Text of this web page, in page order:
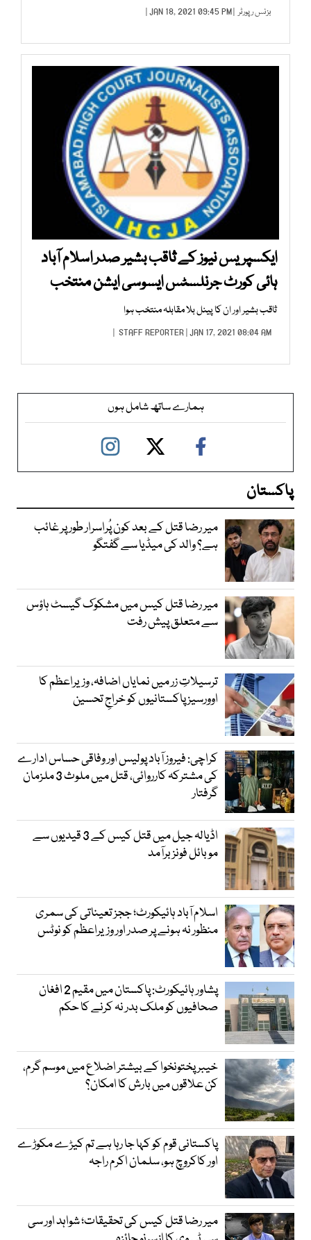
بزنس رپورٹر | JAN 18, 2021 09:45 PM |
ایکسپریس نیوز کے ثاقب بشیر صدر اسلام آباد
ہائی کورٹ جرنلسٹس ایسوسی ایشن منتخب
ثاقب بشیر اور ان کا پینل بلا مقابلہ منتخب ہوا
STAFF REPORTER| JAN 17, 2021 08:04 AM |
ہمارے ساتھ شامل ہوں
پاکستان
میر رضا قتل کے بعد کون پُراسرار طور پر غائب
ہے؟ والد کی میڈیا سے گفتگو
میر رضا قتل کیس میں مشکوک گیسٹ ہاؤس
سے متعلق پیش رفت
ترسیلاتِ زر میں نمایاں اضافہ، وزیراعظم کا
اوورسیز پاکستانیوں کو خراجِ تحسین
کراچی: فیروز آباد پولیس اور وفاقی حساس ادارے
کی مشترکہ کارروائی، قتل میں ملوث 3 ملزمان
گرفتار
اڈیالہ جیل میں قتل کیس کے 3 قیدیوں سے
موبائل فونز برآمد
اسلام آباد ہائیکورٹ؛ ججز تعیناتی کی سمری
منظور نہ ہونے پر صدر اور وزیراعظم کو نوٹس
پشاور ہائیکورٹ: پاکستان میں مقیم 2 افغان
صحافیوں کو ملک بدر نہ کرنے کا حکم
خیبر پختونخوا کے بیشتر اضلاع میں موسم گرم،
کن علاقوں میں بارش کا امکان؟
پاکستانی قوم کو کہا جا رہا ہے تم کیڑے مکوڑے
اور کاکروچ ہو، سلمان اکرم راجہ
میر رضا قتل کیس کی تحقیقات؛ شواہد اور سی